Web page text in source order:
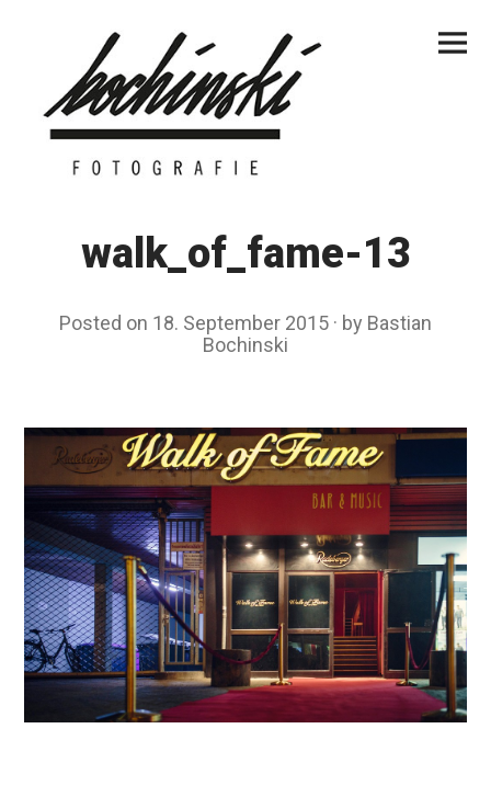
Menu
walk_of_fame-13
Posted on 18. September 2015 by Bastian
Bochinski